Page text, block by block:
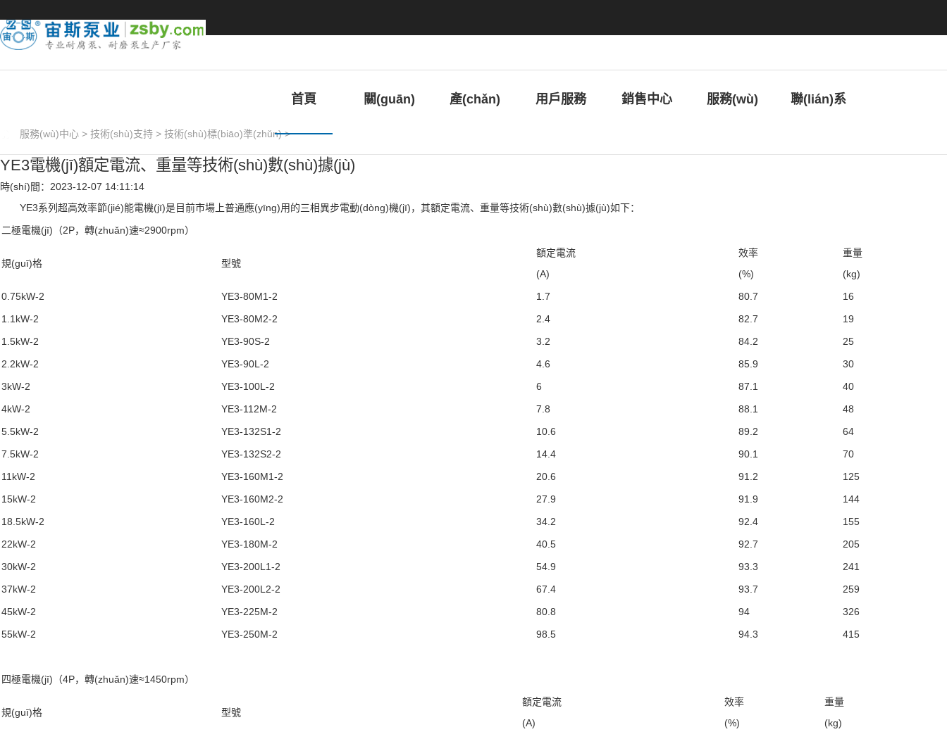
路av熟女松本翔子,免费看av高清在线,黄片黄片播放高清免费,成人在线日韩免费一卡二卡
首頁 關(guān) 產(chǎn) 用戶服務 銷售中心 服務(wù) 聯(lián)系
服務(wù)中心 > 技術(shù)支持 > 技術(shù)標(biāo)準(zhǔn)>
YE3電機(jī)額定電流、重量等技術(shù)數(shù)據(jù)
時(shí)間：2023-12-07 14:11:14
YE3系列超高效率節(jié)能電機(jī)是目前市場上普通應(yīng)用的三相異步電動(dòng)機(jī)，其額定電流、重量等技術(shù)數(shù)據(jù)如下：
二極電機(jī)（2P，轉(zhuǎn)速≈2900rpm）
規(guī)格 型號
額定電流
(A)
效率
(%)
重量
(kg)
0.75kW-2
YE3-80M1-2 1.7 80.7
16
1.1kW-2
YE3-80M2-2 2.4 82.7
19
1.5kW-2
YE3-90S-2 3.2 84.2
25
2.2kW-2
YE3-90L-2 4.6 85.9
30
3kW-2
YE3-100L-2 6 87.1
40
4kW-2
YE3-112M-2 7.8 88.1
48
5.5kW-2
YE3-132S1-2 10.6 89.2
64
7.5kW-2
YE3-132S2-2 14.4 90.1
70
11kW-2
YE3-160M1-2 20.6 91.2
125
15kW-2
YE3-160M2-2 27.9 91.9
144
18.5kW-2
YE3-160L-2 34.2 92.4
155
22kW-2
YE3-180M-2 40.5 92.7
205
30kW-2
YE3-200L1-2 54.9 93.3
241
37kW-2
YE3-200L2-2 67.4 93.7
259
45kW-2
YE3-225M-2 80.8 94
326
55kW-2
YE3-250M-2 98.5 94.3 415
四極電機(jī)（4P，轉(zhuǎn)速≈1450rpm）
規(guī)格 型號
額定電流
(A)
效率
(%)
重量
(kg)